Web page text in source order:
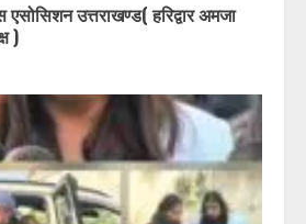
उत्तराखण्ड( हरिद्वार अमजा
)